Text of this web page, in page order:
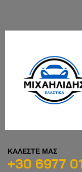
ΚΑΛΕΣΤΕ ΜΑΣ
+30 6977